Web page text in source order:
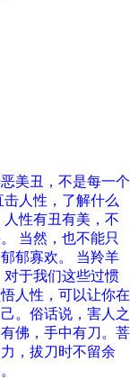
美丑，不是每一个
人性，了解什么
性有丑有美，不
当然，也不能只
郁寡欢。 当羚羊
于我们这些过惯
人性，可以让你在
。俗话说，害人之
佛，手中有刀。菩
，拔刀时不留余